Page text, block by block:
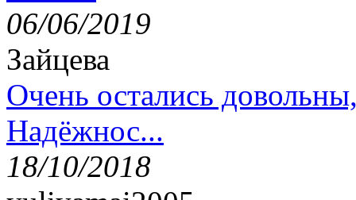
06/06/2019
Зайцева
Очень остались
Надёжнос...
18/10/2018